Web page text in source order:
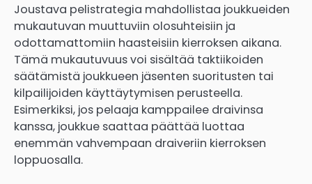
Joustava pelistrategia mahdollistaa joukkueiden
mukautuvan muuttuviin olosuhteisiin ja
odottamattomiin haasteisiin kierroksen aikana.
Tämä mukautuvuus voi sisältää taktiikoiden
säätämistä joukkueen jäsenten suoritusten tai
kilpailijoiden käyttäytymisen perusteella.
Esimerkiksi, jos pelaaja kamppailee draivinsa
kanssa, joukkue saattaa päättää luottaa
enemmän vahvempaan draiveriin kierroksen
loppuosalla.